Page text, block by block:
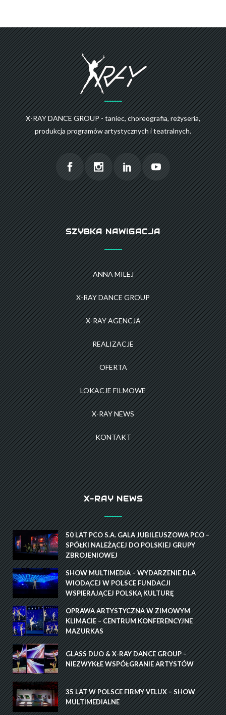
X-RAY DANCE GROUP - taniec, choreografia, reżyseria,
produkcja programów artystycznych i teatralnych.
SZYBKA NAWIGACJA
ANNA MILEJ
X-RAY DANCE GROUP
X-RAY AGENCJA
REALIZACJE
OFERTA
LOKACJE FILMOWE
X-RAY NEWS
KONTAKT
X-RAY NEWS
50 LAT PCO S.A. GALA JUBILEUSZOWA PCO –
SPÓŁKI NALEŻĄCEJ DO POLSKIEJ GRUPY
ZBROJENIOWEJ
SHOW MULTIMEDIA – WYDARZENIE DLA
WIODĄCEJ W POLSCE FUNDACJI
WSPIERAJĄCEJ POLSKĄ KULTURĘ
OPRAWA ARTYSTYCZNA W ZIMOWYM
KLIMACIE – CENTRUM KONFERENCYJNE
MAZURKAS
GLASS DUO & X-RAY DANCE GROUP –
NIEZWYKŁE WSPÓŁGRANIE ARTYSTÓW
35 LAT W POLSCE FIRMY VELUX – SHOW
MULTIMEDIALNE